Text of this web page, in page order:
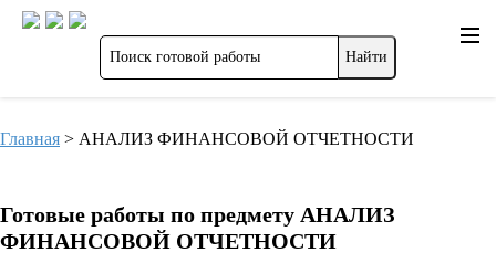
Главная > АНАЛИЗ ФИНАНСОВОЙ ОТЧЕТНОСТИ
Готовые работы по предмету АНАЛИЗ
ФИНАНСОВОЙ ОТЧЕТНОСТИ